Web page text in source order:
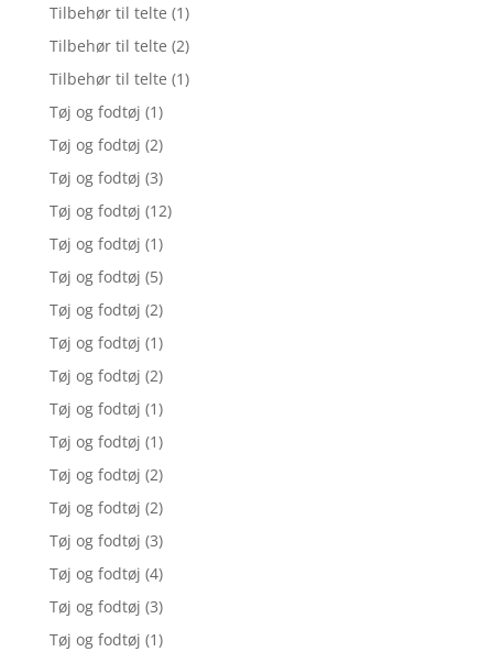
Tilbehør til telte (1)
Tilbehør til telte (2)
Tilbehør til telte (1)
Tøj og fodtøj (1)
Tøj og fodtøj (2)
Tøj og fodtøj (3)
Tøj og fodtøj (12)
Tøj og fodtøj (1)
Tøj og fodtøj (5)
Tøj og fodtøj (2)
Tøj og fodtøj (1)
Tøj og fodtøj (2)
Tøj og fodtøj (1)
Tøj og fodtøj (1)
Tøj og fodtøj (2)
Tøj og fodtøj (2)
Tøj og fodtøj (3)
Tøj og fodtøj (4)
Tøj og fodtøj (3)
Tøj og fodtøj (1)